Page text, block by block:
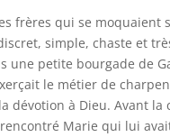
frères qui se moquaient
simple, chaste et
une petite bourgade de
le métier de
dévotion à Dieu. Avant la
Marie qui lui